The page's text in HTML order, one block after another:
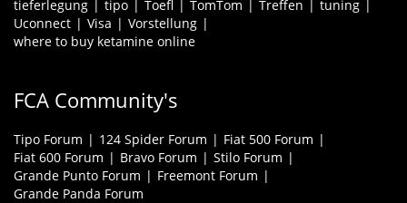
tieferlegung
tipo Toefl TomTom Treffen
tuning
Uconnect
Visa
Vorstellung
where to buy ketamine online
FCA Community's
Tipo Forum 124 Spider Forum
Fiat 500 Forum
Fiat 600 Forum
Bravo Forum
Stilo Forum
Grande Punto Forum
Freemont Forum
Grande Panda Forum